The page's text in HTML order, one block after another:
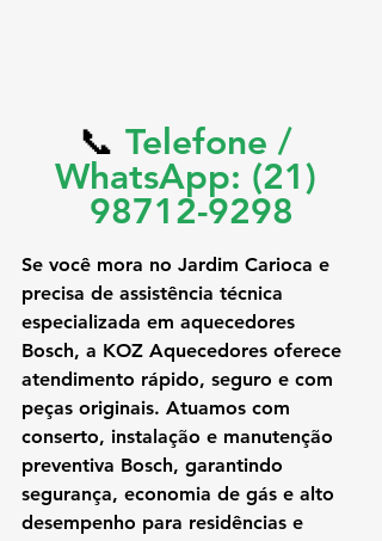
📞 Telefone /
WhatsApp: (21)
98712-9298
Se você mora no Jardim Carioca e
precisa de assistência técnica
especializada em aquecedores
Bosch, a KOZ Aquecedores oferece
atendimento rápido, seguro e com
peças originais. Atuamos com
conserto, instalação e manutenção
preventiva Bosch, garantindo
segurança, economia de gás e alto
desempenho para residências e